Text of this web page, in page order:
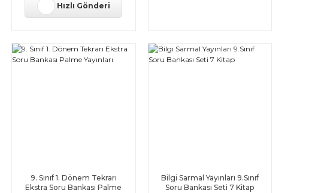
Hızlı Gönderi
9. Sınıf 1. Dönem Tekrarı
Ekstra Soru Bankası Palme
Bilgi Sarmal Yayınları 9.Sınıf
Soru Bankası Seti 7 Kitap